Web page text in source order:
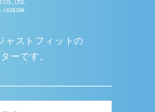
ャストフィットの
ーです。